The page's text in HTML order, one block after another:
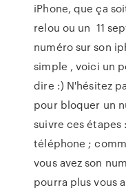
iPhone, que ça
relou ou un 11
numéro sur son
simple , voici un
dire :) N'hésitez
pour bloquer un
suivre ces
téléphone ;
vous avez son
pourra plus vous